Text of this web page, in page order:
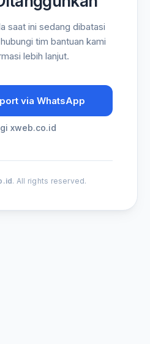
saat ini sedang dibatasi
tim bantuan kami
lebih lanjut.
via WhatsApp
xweb.co.id
. All rights reserved.